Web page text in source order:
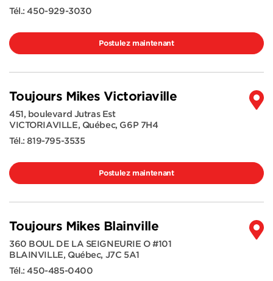
Tél.:450-929-3030
Postulez maintenant
Toujours Mikes Victoriaville
451, boulevard Jutras Est
VICTORIAVILLE, Québec, G6P 7H4
Tél.:819-795-3535
Postulez maintenant
Toujours Mikes Blainville
360 BOUL DE LA SEIGNEURIE O #101
BLAINVILLE, Québec, J7C 5A1
Tél.:450-485-0400